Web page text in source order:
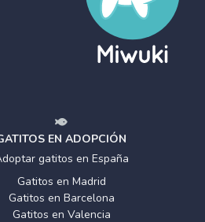
EN ADOPCIÓN
gatitos en España
Gatitos en Madrid
Gatitos en Barcelona
Gatitos en Valencia